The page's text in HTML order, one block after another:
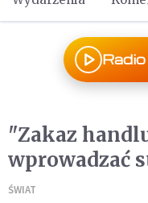
"Zakaz
wprowadzać
ŚWIAT